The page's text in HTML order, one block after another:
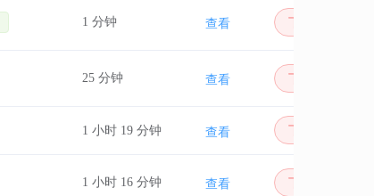
1 分钟 查看 下单
25 分钟 查看 下单
1 小时 19 分钟 查看 下单
1 小时 16 分钟 查看 下单